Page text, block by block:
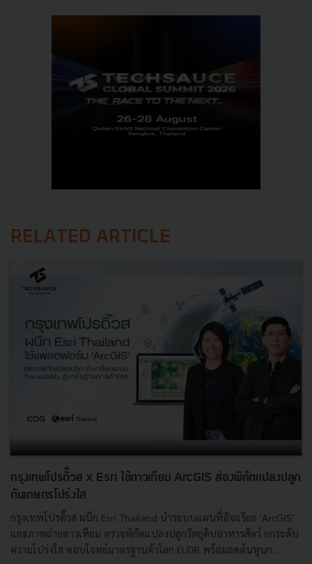
RELATED ARTICLE
กรุงเทพโปรดิ๊วส x Esri ใช้ดาวเทียม ArcGIS ส่องพิกัดแปลงปลูก
ดันเกษตรโปร่งใส
กรุงเทพโปรดิ๊วส ผนึก Esri Thailand นำระบบแผนที่อัจฉริยะ 'ArcGIS'
และภาพถ่ายดาวเทียม ตรวจพิกัดแปลงปลูกวัตถุดิบอาหารสัตว์ ยกระดับ
ความโปร่งใส ตอบโจทย์มาตรฐานค้าโลก EUDR พร้อมลดต้นทุนก...